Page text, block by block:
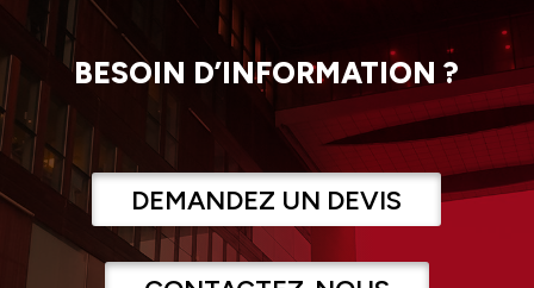
BESOIN D’INFORMATION ?
DEMANDEZ UN DEVIS